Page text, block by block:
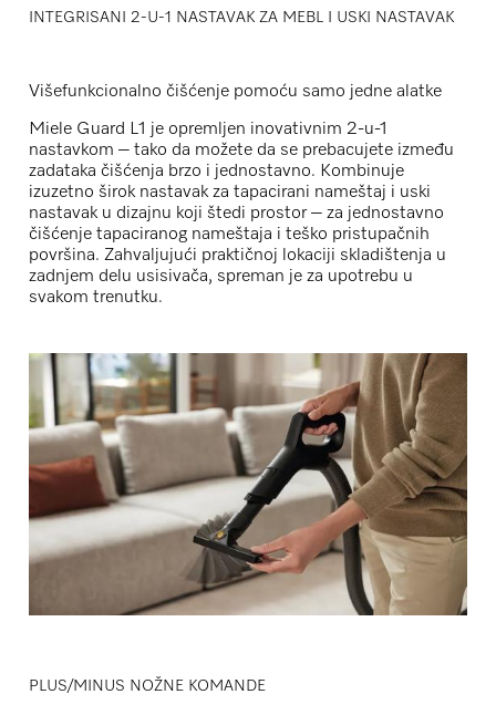
INTEGRISANI 2-U-1 NASTAVAK ZA MEBL I USKI NASTAVAK
Višefunkcionalno čišćenje pomoću samo jedne alatke
Miele Guard L1 je opremljen inovativnim 2-u-1
nastavkom – tako da možete da se prebacujete između
zadataka čišćenja brzo i jednostavno. Kombinuje
izuzetno širok nastavak za tapacirani nameštaj i uski
nastavak u dizajnu koji štedi prostor – za jednostavno
čišćenje tapaciranog nameštaja i teško pristupačnih
površina. Zahvaljujući praktičnoj lokaciji skladištenja u
zadnjem delu usisivača, spreman je za upotrebu u
svakom trenutku.
PLUS/MINUS NOŽNE KOMANDE